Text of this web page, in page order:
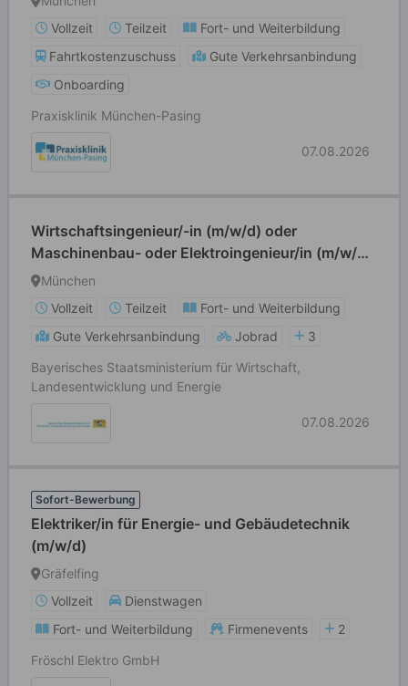
Vollzeit
Teilzeit
Fort- und Weiterbildung
Fahrtkostenzuschuss
Gute Verkehrsanbindung
Onboarding
Praxisklinik München-Pasing
07.08.2026
Wirtschaftsingenieur/-in (m/w/d) oder
Maschinenbau- oder Elektroingenieur/in (m/w/d)
oder Physiker/in (m/w/d)
München
Vollzeit
Teilzeit
Fort- und Weiterbildung
Gute Verkehrsanbindung
Jobrad
3
Bayerisches Staatsministerium für Wirtschaft,
Landesentwicklung und Energie
07.08.2026
Sofort-Bewerbung
Elektriker/in für Energie- und Gebäudetechnik
(m/w/d)
Gräfelfing
Vollzeit
Dienstwagen
Fort- und Weiterbildung
Firmenevents
2
Fröschl Elektro GmbH